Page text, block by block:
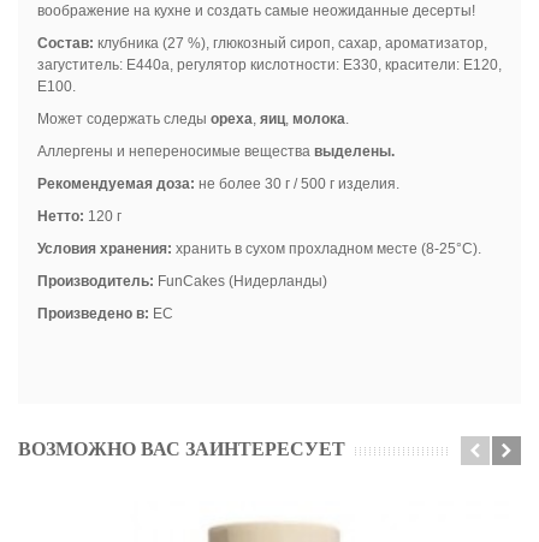
воображение на кухне и создать самые неожиданные десерты!
Состав: клубника (27 %), глюкозный сироп, сахар, ароматизатор,
загуститель: E440a, регулятор кислотности: Е330, красители: Е120,
Е100.
Может содержать следы ореха, яиц, молока.
Аллергены и непереносимые вещества выделены.
Рекомендуемая доза: не более 30 г / 500 г изделия.
Нетто: 120 г
Условия хранения: хранить в сухом прохладном месте (8-25°C).
Производитель: FunCakes (Нидерланды)
Произведено в: ЕС
ВОЗМОЖНО ВАС ЗАИНТЕРЕСУЕТ